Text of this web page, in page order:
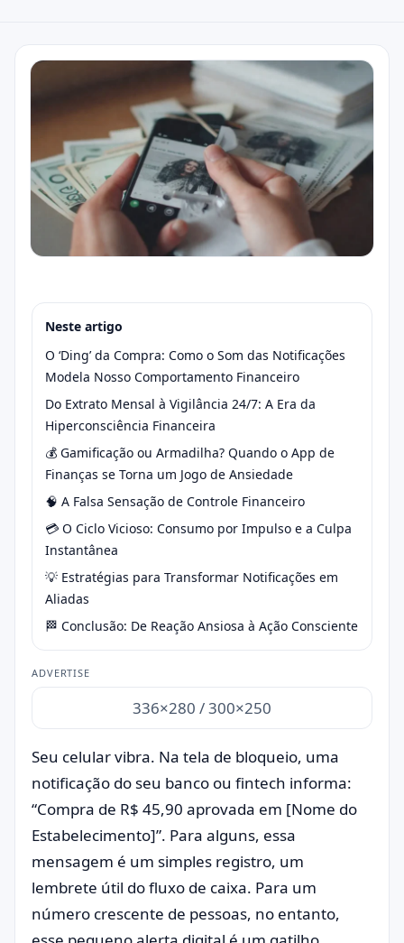
Neste artigo
O ‘Ding’ da Compra: Como o Som das Notificações
Modela Nosso Comportamento Financeiro
Do Extrato Mensal à Vigilância 24/7: A Era da
Hiperconsciência Financeira
💰 Gamificação ou Armadilha? Quando o App de
Finanças se Torna um Jogo de Ansiedade
🧠 A Falsa Sensação de Controle Financeiro
💳 O Ciclo Vicioso: Consumo por Impulso e a Culpa
Instantânea
💡 Estratégias para Transformar Notificações em
Aliadas
🏁 Conclusão: De Reação Ansiosa à Ação Consciente
ADVERTISE
336×280 / 300×250
Seu celular vibra. Na tela de bloqueio, uma
notificação do seu banco ou fintech informa:
“Compra de R$ 45,90 aprovada em [Nome do
Estabelecimento]”. Para alguns, essa
mensagem é um simples registro, um
lembrete útil do fluxo de caixa. Para um
número crescente de pessoas, no entanto,